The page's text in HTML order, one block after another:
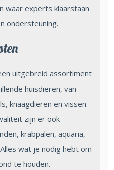
waar experts klaarstaan
ondersteuning.
uitgebreid assortiment
huisdieren, van
knaagdieren en vissen.
zijn er ook
krabpalen, aquaria,
wat je nodig hebt om
te houden.